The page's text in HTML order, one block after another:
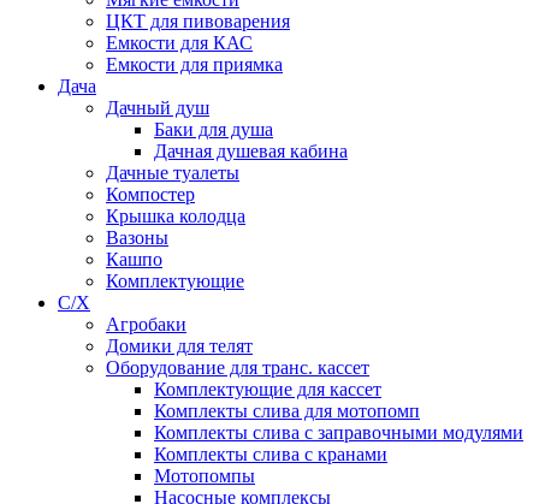
ЦКТ для пивоварения
Емкости для КАС
Емкости для приямка
Дача
Дачный душ
Баки для душа
Дачная душевая кабина
Дачные туалеты
Компостер
Крышка колодца
Вазоны
Кашпо
Комплектующие
С/Х
Агробаки
Домики для телят
Оборудование для транс. кассет
Комплектующие для кассет
Комплекты слива для мотопомп
Комплекты слива с заправочными модулями
Комплекты слива с кранами
Мотопомпы
Насосные комплексы